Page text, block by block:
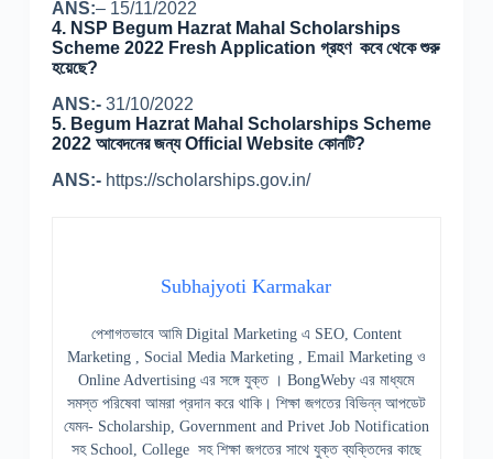
ANS:– 15/11/2022
4. NSP Begum Hazrat Mahal Scholarships
Scheme 2022 Fresh Application গ্রহণ কবে থেকে শুরু
হয়েছে?
ANS:-31/10/2022
5. Begum Hazrat Mahal Scholarships Scheme
2022 আবেদনের জন্য Official Website কোনটি?
ANS:- https://scholarships.gov.in/
Subhajyoti Karmakar
পেশাগতভাবে আমি Digital Marketing এ SEO, Content
Marketing , Social Media Marketing , Email Marketing ও
Online Advertising এর সঙ্গে যুক্ত । BongWeby এর মাধ্যমে
সমস্ত পরিষেবা আমরা প্রদান করে থাকি। শিক্ষা জগতের বিভিন্ন আপডেট
যেমন- Scholarship, Government and Privet Job Notification
সহ School, College সহ শিক্ষা জগতের সাথে যুক্ত ব্যক্তিদের কাছে